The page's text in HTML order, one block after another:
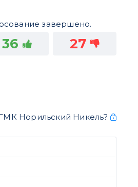
завершено.
36 27
Норильский Никель?